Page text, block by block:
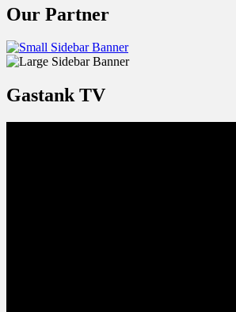
Our Partner
Gastank TV